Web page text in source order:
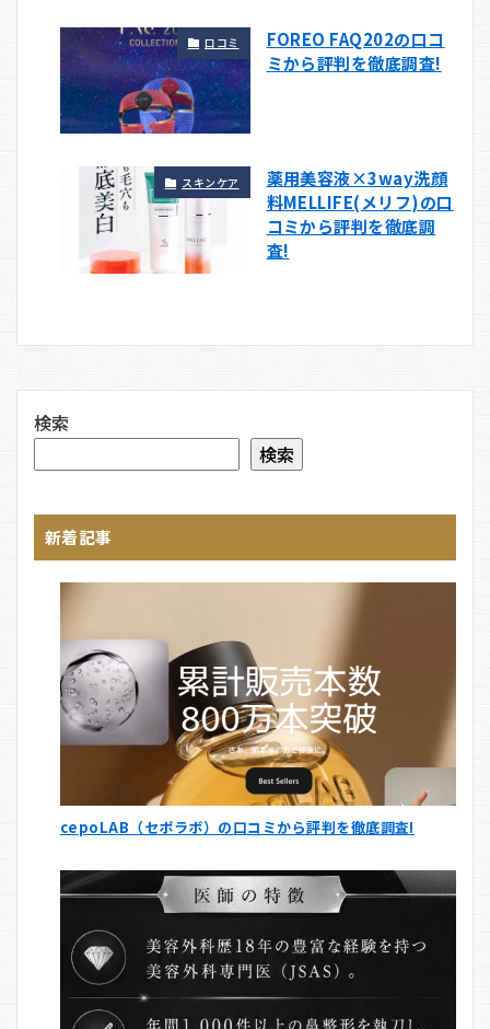
口コミ
FOREO FAQ202の口コ
ミから評判を徹底調査!
スキンケア
薬用美容液×3way洗顔
料MELLIFE(メリフ)の口
コミから評判を徹底調
査!
検索
検索
新着記事
cepoLAB（セポラボ）の口コミから評判を徹底調査!